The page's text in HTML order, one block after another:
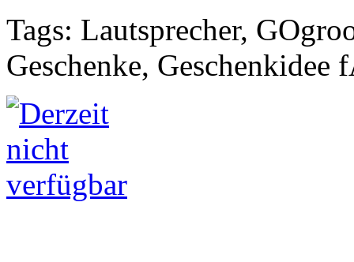
Tags: Lautsprecher,
Geschenke, Geschenkidee